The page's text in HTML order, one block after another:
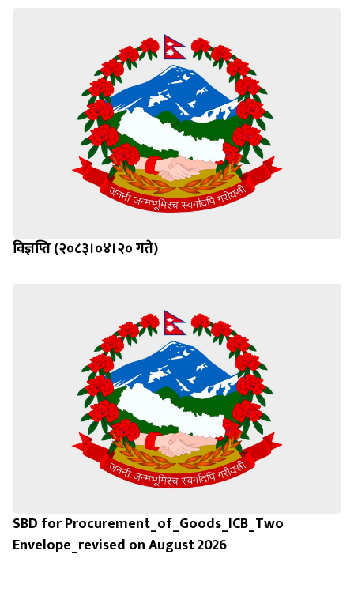
विज्ञप्ति (२०८३।०४।२० गते)
SBD for Procurement_of_Goods_ICB_Two
Envelope_revised on August 2026